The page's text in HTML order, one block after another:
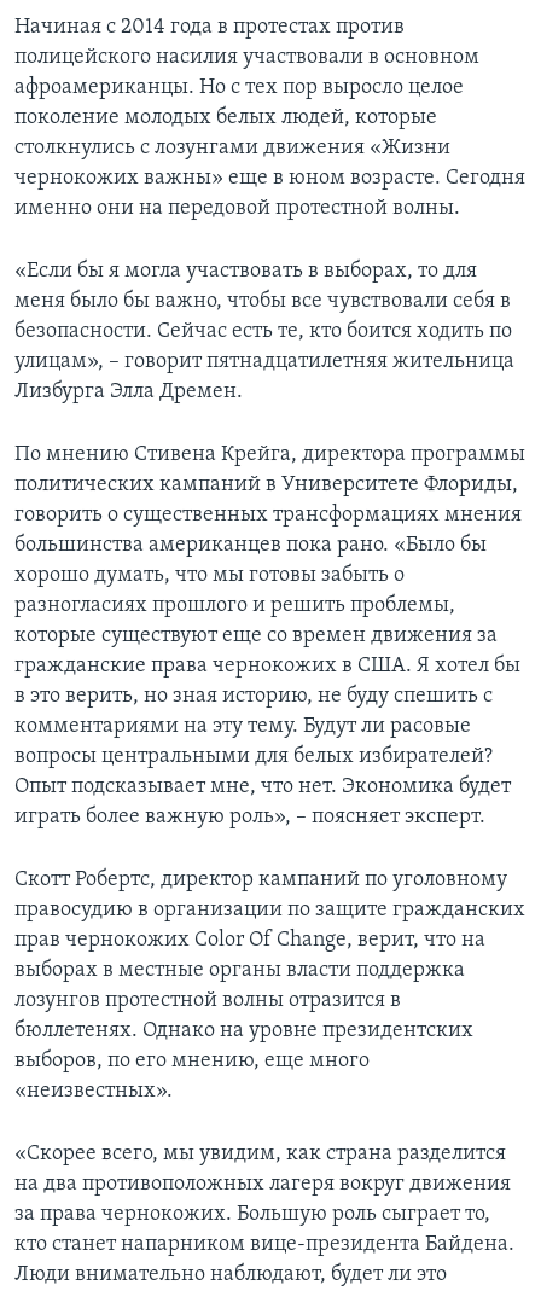
Начиная с 2014 года в протестах против
полицейского насилия участвовали в основном
афроамериканцы. Но с тех пор выросло целое
поколение молодых белых людей, которые
столкнулись с лозунгами движения «Жизни
чернокожих важны» еще в юном возрасте. Сегодня
именно они на передовой протестной волны.
«Если бы я могла участвовать в выборах, то для
меня было бы важно, чтобы все чувствовали себя в
безопасности. Сейчас есть те, кто боится ходить по
улицам», – говорит пятнадцатилетняя жительница
Лизбурга Элла Дремен.
По мнению Стивена Крейга, директора программы
политических кампаний в Университете Флориды,
говорить о существенных трансформациях мнения
большинства американцев пока рано. «Было бы
хорошо думать, что мы готовы забыть о
разногласиях прошлого и решить проблемы,
которые существуют еще со времен движения за
гражданские права чернокожих в США. Я хотел бы
в это верить, но зная историю, не буду спешить с
комментариями на эту тему. Будут ли расовые
вопросы центральными для белых избирателей?
Опыт подсказывает мне, что нет. Экономика будет
играть более важную роль», – поясняет эксперт.
Скотт Робертс, директор кампаний по уголовному
правосудию в организации по защите гражданских
прав чернокожих Color Of Change, верит, что на
выборах в местные органы власти поддержка
лозунгов протестной волны отразится в
бюллетенях. Однако на уровне президентских
выборов, по его мнению, еще много
«неизвестных».
«Скорее всего, мы увидим, как страна разделится
на два противоположных лагеря вокруг движения
за права чернокожих. Большую роль сыграет то,
кто станет напарником вице-президента Байдена.
Люди внимательно наблюдают, будет ли это